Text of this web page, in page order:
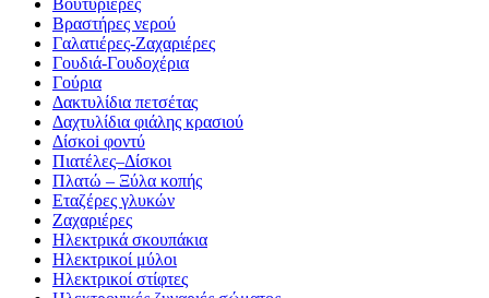
Βουτυριέρες
Βραστήρες νερού
Γαλατιέρες-Ζαχαριέρες
Γουδιά-Γουδοχέρια
Γούρια
Δακτυλίδια πετσέτας
Δαχτυλίδια φιάλης κρασιού
Δίσκοi φοντύ
Πιατέλες–Δίσκοι
Πλατώ – Ξύλα κοπής
Εταζέρες γλυκών
Ζαχαριέρες
Ηλεκτρικά σκουπάκια
Ηλεκτρικοί μύλοι
Ηλεκτρικοί στίφτες